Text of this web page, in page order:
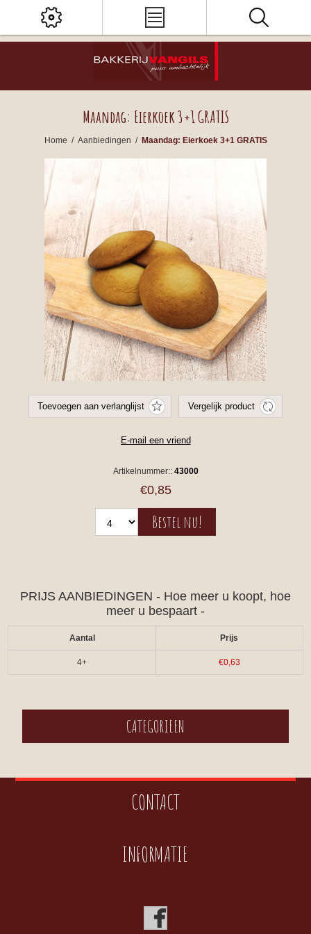
Maandag: Eierkoek 3+1 GRATIS
Home / Aanbiedingen / Maandag: Eierkoek 3+1 GRATIS
Artikelnummer:: 43000
€0,85
PRIJS AANBIEDINGEN - Hoe meer u koopt, hoe
meer u bespaart -
Aantal
4+
Prijs
€0,63
CATEGORIEEN
CONTACT
INFORMATIE